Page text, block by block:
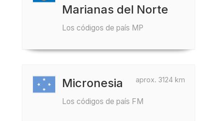
Marianas del Norte
Los códigos de país MP
aprox. 3124 km
Micronesia
Los códigos de país FM